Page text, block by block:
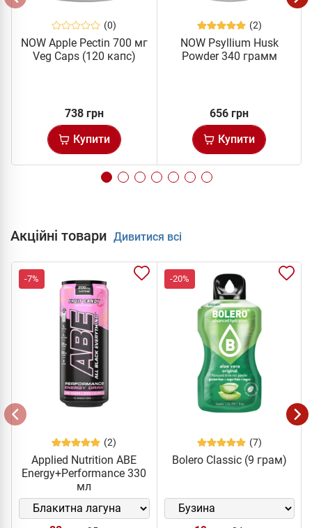
(0)
NOW Apple Pectin 700 мг
Veg Caps (120 капс)
738 грн
Купити
(2)
NOW Psyllium Husk
Powder 340 грамм
656 грн
Купити
Акційні товари Дивитися всі
-7%
(2)
Applied Nutrition ABE
Energy+Performance 330
мл
-20%
(7)
Bolero Classic (9 грам)